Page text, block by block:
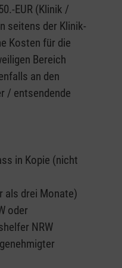
EUR (Klinik /
seitens der Klinik-
Kosten für die
Bereich
an den
/ entsendende
in Kopie (nicht
als drei Monate)
oder
NRW